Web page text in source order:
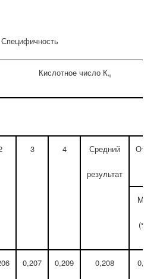
Специфичность
Кислотное число Кч
3 4 Средний
результат
Max
(%)
0,207 0,209 0,208 0,48